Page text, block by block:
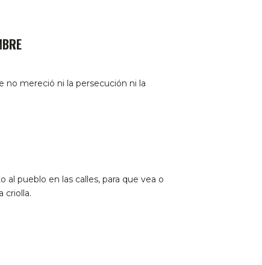
no mereció ni la persecución ni la
al pueblo en las calles, para que vea o
criolla.